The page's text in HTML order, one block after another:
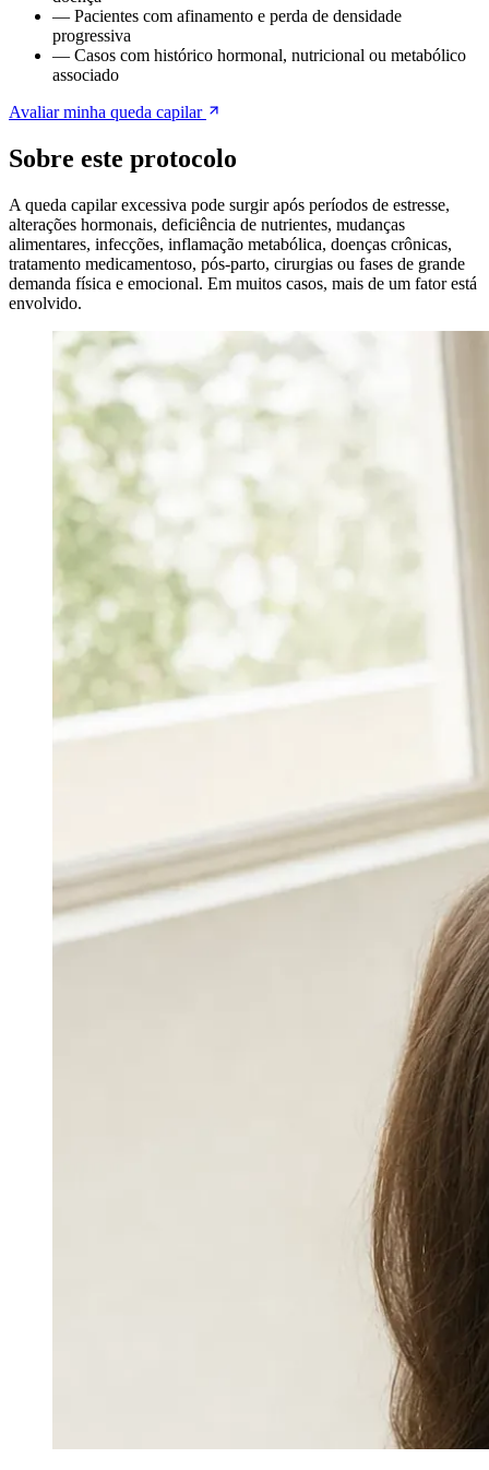
— Pacientes com afinamento e perda de densidade
progressiva
— Casos com histórico hormonal, nutricional ou metabólico
associado
Avaliar minha queda capilar
Sobre este protocolo
A queda capilar excessiva pode surgir após períodos de estresse,
alterações hormonais, deficiência de nutrientes, mudanças
alimentares, infecções, inflamação metabólica, doenças crônicas,
tratamento medicamentoso, pós-parto, cirurgias ou fases de grande
demanda física e emocional. Em muitos casos, mais de um fator está
envolvido.